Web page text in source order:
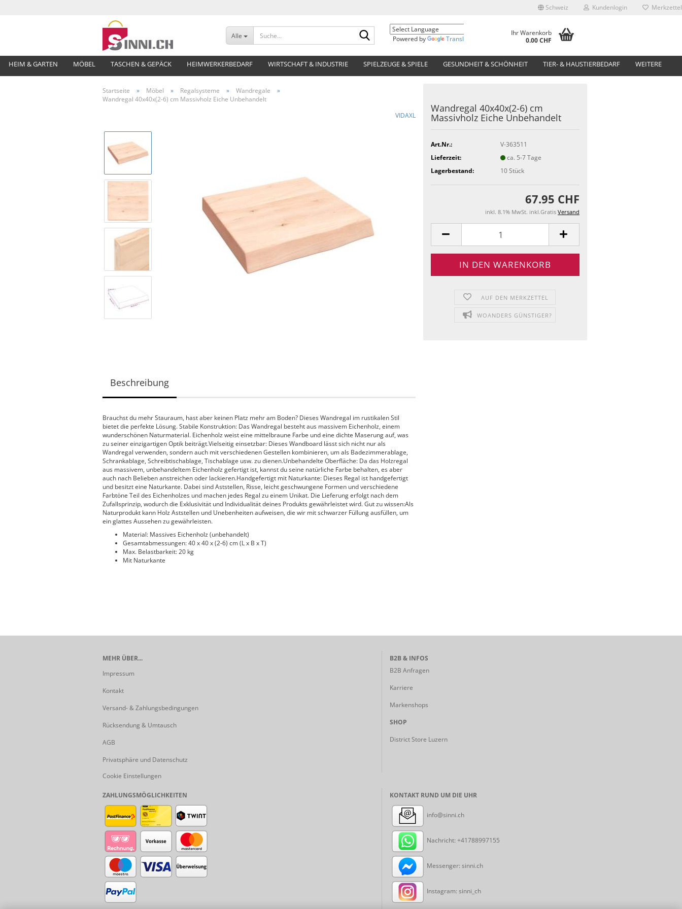
Schweiz Kundenlogin Merkzettel
Alle
Suche...
Powered by
Translate
Ihr Warenkorb
0.00 CHF
HEIM & GARTEN MÖBEL TASCHEN & GEPÄCK HEIMWERKERBEDARF WIRTSCHAFT & INDUSTRIE SPIELZEUGE & SPIELE GESUNDHEIT & SCHÖNHEIT TIER- & HAUSTIERBEDARF WEITERE
Startseite » Möbel » Regalsysteme » Wandregale
»
Wandregal 40x40x(2-6) cm Massivholz Eiche Unbehandelt
VIDAXL
Wandregal 40x40x(2-6) cm
Massivholz Eiche Unbehandelt
Art.Nr.:
V-363511
Lieferzeit:
ca. 5-7 Tage
Lagerbestand:
10Stück
67.95 CHF
inkl. 8.1% MwSt. inkl.Gratis Versand
AUF DEN MERKZETTEL
WOANDERS GÜNSTIGER?
Beschreibung
Brauchst du mehr Stauraum, hast aber keinen Platz mehr am Boden? Dieses Wandregal im rustikalen Stil
bietet die perfekte Lösung. Stabile Konstruktion: Das Wandregal besteht aus massivem Eichenholz, einem
wunderschönen Naturmaterial. Eichenholz weist eine mittelbraune Farbe und eine dichte Maserung auf, was
zu seiner einzigartigen Optik beiträgt.Vielseitig einsetzbar: Dieses Wandboard lässt sich nicht nur als
Wandregal verwenden, sondern auch mit verschiedenen Gestellen kombinieren, um als Badezimmerablage,
Schrankablage, Schreibtischablage, Tischablage usw. zu dienen.Unbehandelte Oberfläche: Da das Holzregal
aus massivem, unbehandeltem Eichenholz gefertigt ist, kannst du seine natürliche Farbe behalten, es aber
auch nach Belieben anstreichen oder lackieren.Handgefertigt mit Naturkante: Dieses Regal ist handgefertigt
und besitzt eine Naturkante. Dabei sind Aststellen, Risse, leicht geschwungene Formen und verschiedene
Farbtöne Teil des Eichenholzes und machen jedes Regal zu einem Unikat. Die Lieferung erfolgt nach dem
Zufallsprinzip, wodurch die Exklusivität und Individualität deines Produkts gewährleistet wird. Gut zu wissen:Als
Naturprodukt kann Holz Aststellen und Unebenheiten aufweisen, die wir mit schwarzer Füllung ausfüllen, um
ein glattes Aussehen zu gewährleisten.
Material: Massives Eichenholz (unbehandelt)
Gesamtabmessungen: 40 x 40 x (2-6) cm (L x B x T)
Max. Belastbarkeit: 20 kg
Mit Naturkante
MEHR ÜBER...
Impressum
Kontakt
Versand- & Zahlungsbedingungen
Rücksendung & Umtausch
AGB
Privatsphäre und Datenschutz
Cookie Einstellungen
B2B & INFOS
B2B Anfragen
Karriere
Markenshops
SHOP
District Store Luzern
ZAHLUNGSMÖGLICHKEITEN KONTAKT RUND UM DIE UHR
info@sinni.ch
Nachricht: +41788997155
Messenger: sinni.ch
Instagram: sinni_ch